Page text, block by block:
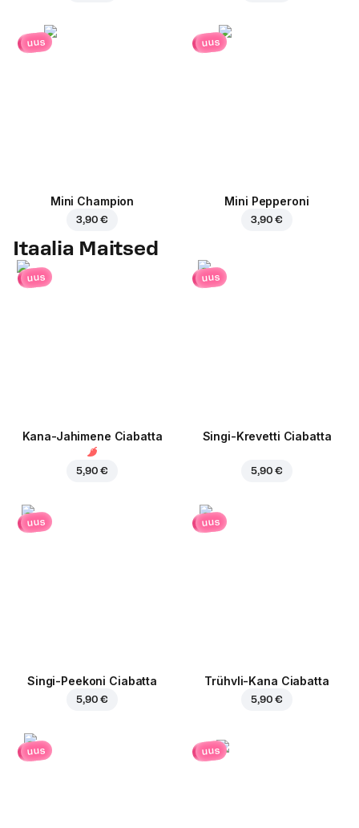
uus
Mini Champion
3,90 €
uus
Mini Pepperoni
3,90 €
Itaalia Maitsed
uus
Kana-Jahimene Ciabatta
5,90 €
uus
Singi-Krevetti Ciabatta
5,90 €
uus
Singi-Peekoni Ciabatta
5,90 €
uus
Trühvli-Kana Ciabatta
5,90 €
uus uus